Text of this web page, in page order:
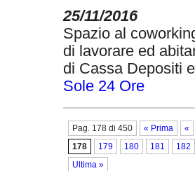
25/11/2016
Spazio al
di lavorare ed
di Cassa Depositi
Sole 24 Ore
Pag. 178 di 450 « Prima
«
178
179 180 181
182
Ultima »